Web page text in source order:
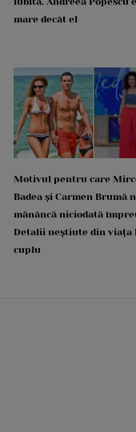
mare decât el
Motivul pentru care
Badea și Carmen Brumă
mănâncă niciodată
Detalii neștiute din viața
cuplu